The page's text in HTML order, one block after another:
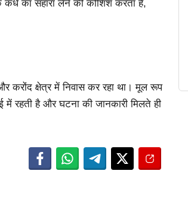
का सहारा लेने की कोशिश करता है,
और करोंद क्षेत्र में निवास कर रहा था। मूल रूप
में रहती है और घटना की जानकारी मिलते ही